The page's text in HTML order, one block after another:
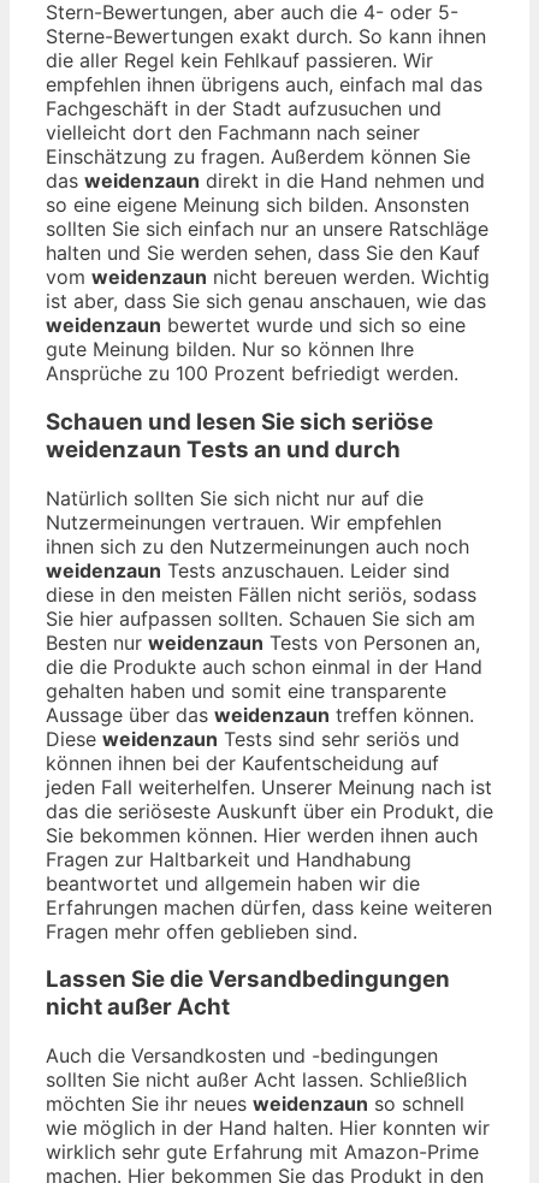
Stern-Bewertungen, aber auch die 4- oder 5-
Sterne-Bewertungen exakt durch. So kann ihnen
die aller Regel kein Fehlkauf passieren. Wir
empfehlen ihnen übrigens auch, einfach mal das
Fachgeschäft in der Stadt aufzusuchen und
vielleicht dort den Fachmann nach seiner
Einschätzung zu fragen. Außerdem können Sie
das weidenzaun direkt in die Hand nehmen und
so eine eigene Meinung sich bilden. Ansonsten
sollten Sie sich einfach nur an unsere Ratschläge
halten und Sie werden sehen, dass Sie den Kauf
vom weidenzaun nicht bereuen werden. Wichtig
ist aber, dass Sie sich genau anschauen, wie das
weidenzaun bewertet wurde und sich so eine
gute Meinung bilden. Nur so können Ihre
Ansprüche zu 100 Prozent befriedigt werden.
Schauen und lesen Sie sich seriöse
weidenzaun Tests an und durch
Natürlich sollten Sie sich nicht nur auf die
Nutzermeinungen vertrauen. Wir empfehlen
ihnen sich zu den Nutzermeinungen auch noch
weidenzaun Tests anzuschauen. Leider sind
diese in den meisten Fällen nicht seriös, sodass
Sie hier aufpassen sollten. Schauen Sie sich am
Besten nur weidenzaun Tests von Personen an,
die die Produkte auch schon einmal in der Hand
gehalten haben und somit eine transparente
Aussage über das weidenzaun treffen können.
Diese weidenzaun Tests sind sehr seriös und
können ihnen bei der Kaufentscheidung auf
jeden Fall weiterhelfen. Unserer Meinung nach ist
das die seriöseste Auskunft über ein Produkt, die
Sie bekommen können. Hier werden ihnen auch
Fragen zur Haltbarkeit und Handhabung
beantwortet und allgemein haben wir die
Erfahrungen machen dürfen, dass keine weiteren
Fragen mehr offen geblieben sind.
Lassen Sie die Versandbedingungen
nicht außer Acht
Auch die Versandkosten und -bedingungen
sollten Sie nicht außer Acht lassen. Schließlich
möchten Sie ihr neues weidenzaun so schnell
wie möglich in der Hand halten. Hier konnten wir
wirklich sehr gute Erfahrung mit Amazon-Prime
machen. Hier bekommen Sie das Produkt in den